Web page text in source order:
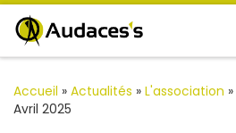
Passer au contenu
Accueil » Actualités » L'association »
Avril 2025